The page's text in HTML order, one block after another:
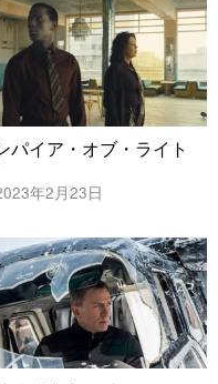
パイア・オブ・ライト
年2月23日